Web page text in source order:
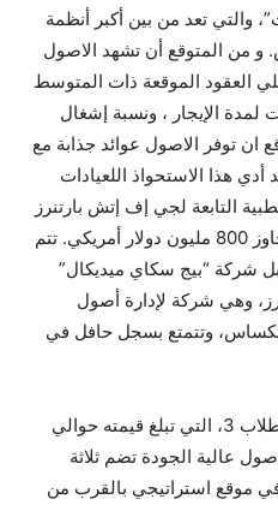
والتي تعد من بين أكبر أنظمة
و من المتوقع أن تشهد الاصول
العقود الموقعة ذات المتوسط
لمدة الإيجار ، ونسبة إشغال
ان توفر الاصول عوائد جذابة مع
هذا الاستحواذ اللعيادات
التابعة لجي إف إتش بارتنرز
إلى أكثر من 35 عقارا بقيمة تتجاوز 800 مليون دولار أمريكي. تتم
شركة “بيج سكاي ميديكال”
وهي شركة لإدارة أصول
تكساس، وتتمتع بسجل حافل في
وبالمثل، يشمل إستثمار سكن الطلاب 3، التي تبلغ قيمته حوالي
عالية الجودة تضم ثلاثة
موقع استراتيجي بالقرب من